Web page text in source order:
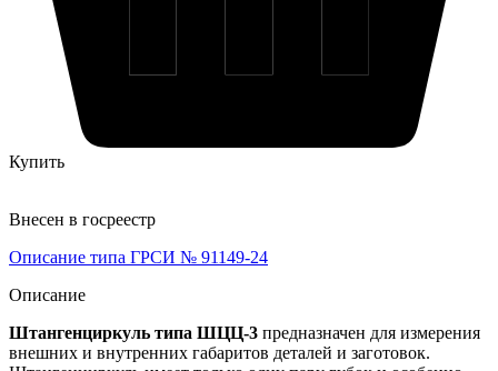
Купить
Внесен в госреестр
Описание типа ГРСИ № 91149-24
Описание
Штангенциркуль типа ШЦЦ-3 предназначен для измерения
внешних и внутренних габаритов деталей и заготовок.